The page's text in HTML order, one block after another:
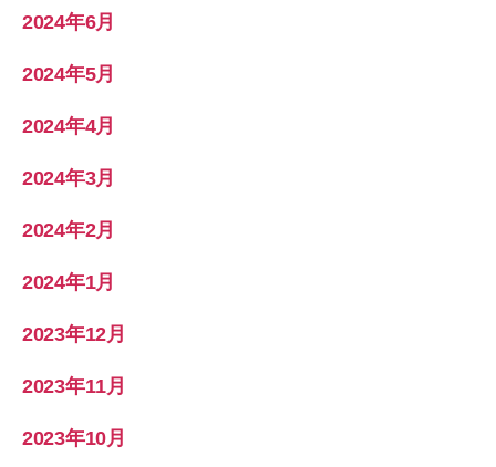
2024年6月
2024年5月
2024年4月
2024年3月
2024年2月
2024年1月
2023年12月
2023年11月
2023年10月